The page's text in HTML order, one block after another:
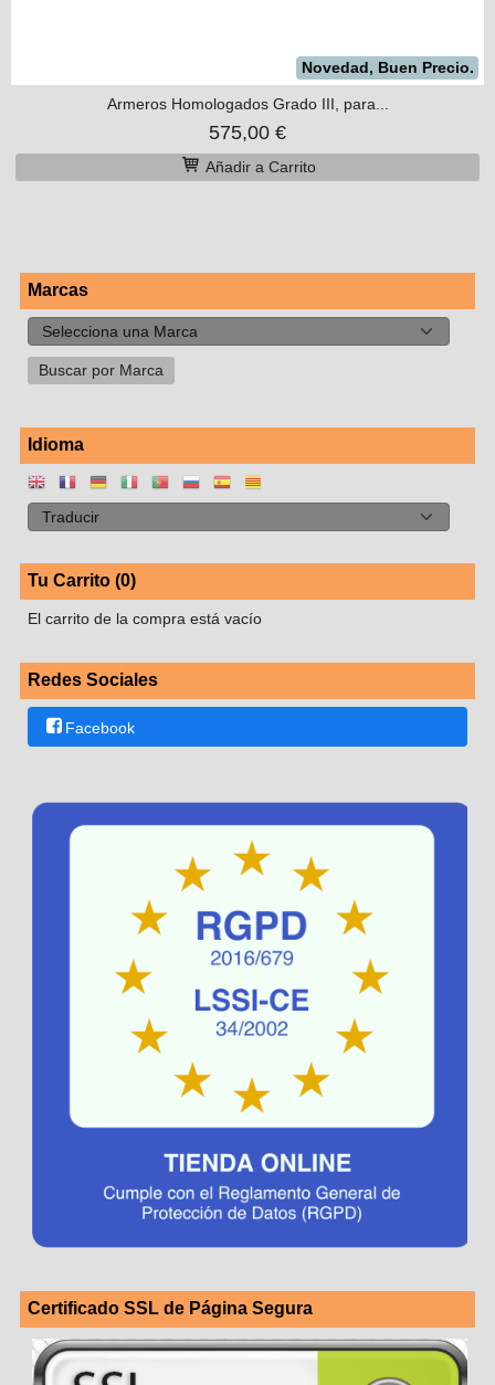
Marcas
Idioma
Tu Carrito (0)
El carrito de la compra está vacío
Redes Sociales
Facebook
Certificado SSL de Página Segura
Novedad, Buen Precio.
Armeros Homologados Grado III, para...
575,00 €
Añadir a Carrito